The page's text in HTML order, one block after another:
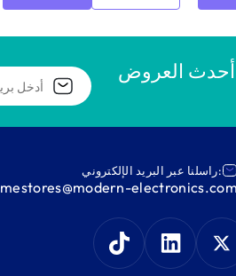
العروض
:راسلنا عبر البريد الإلكتروني
mestores@modern-electronics.com